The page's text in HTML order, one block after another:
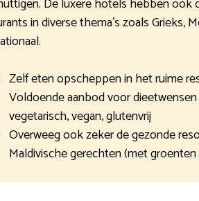
De luxere hotels hebben ook
in diverse thema’s zoals Grieks,
Zelf eten opscheppen in het ruime
Voldoende aanbod voor
vegetarisch, vegan, glutenvrij
Overweeg ook zeker de gezonde
Maldivische gerechten (met